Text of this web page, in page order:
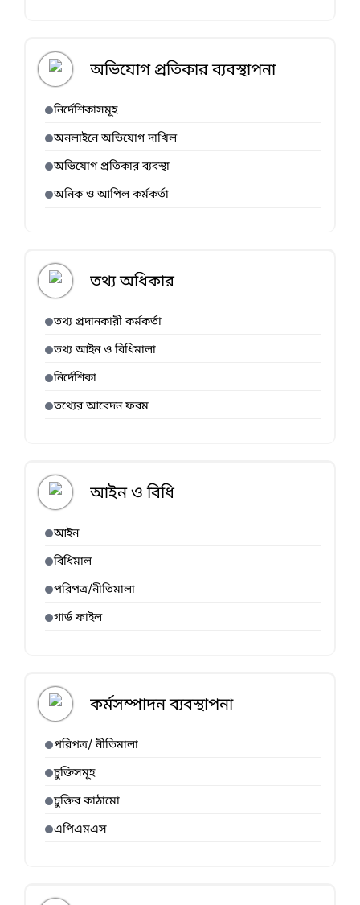
অভিযোগ প্রতিকার ব্যবস্থাপনা
নির্দেশিকাসমূহ
অনলাইনে অভিযোগ দাখিল
অভিযোগ প্রতিকার ব্যবস্থা
অনিক ও আপিল কর্মকর্তা
তথ্য অধিকার
তথ্য প্রদানকারী কর্মকর্তা
তথ্য আইন ও বিধিমালা
নির্দেশিকা
তথ্যের আবেদন ফরম
আইন ও বিধি
আইন
বিধিমাল
পরিপত্র/নীতিমালা
গার্ড ফাইল
কর্মসম্পাদন ব্যবস্থাপনা
পরিপত্র/ নীতিমালা
চুক্তিসমূহ
চুক্তির কাঠামো
এপিএমএস